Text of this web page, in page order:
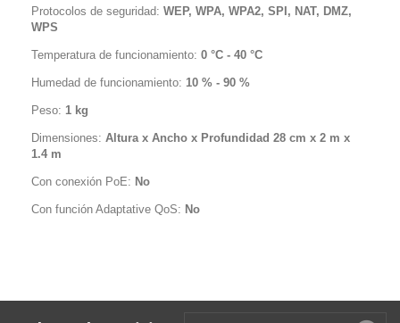
Protocolos de seguridad: WEP, WPA, WPA2, SPI, NAT, DMZ,
WPS
Temperatura de funcionamiento: 0 °C - 40 °C
Humedad de funcionamiento: 10 % - 90 %
Peso: 1 kg
Dimensiones: Altura x Ancho x Profundidad 28 cm x 2 m x
1.4 m
Con conexión PoE: No
Con función Adaptative QoS: No